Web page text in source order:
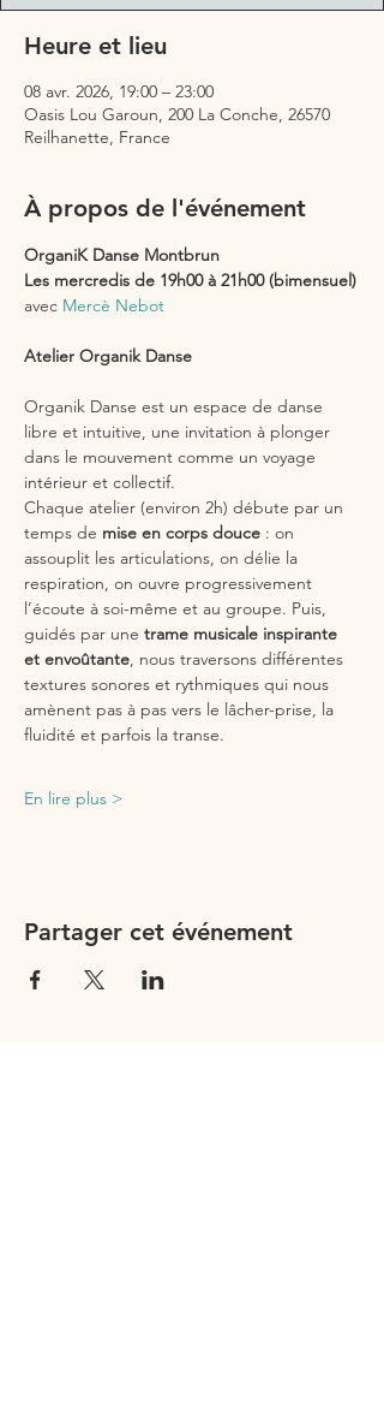
Heure et lieu
08 avr. 2026, 19:00 – 23:00
Oasis Lou Garoun, 200 La Conche, 26570
Reilhanette, France
À propos de l'événement
OrganiK Danse Montbrun
Les mercredis de 19h00 à 21h00 (bimensuel)
avec Mercè Nebot
Atelier Organik Danse
Organik Danse est un espace de danse
libre et intuitive, une invitation à plonger
dans le mouvement comme un voyage
intérieur et collectif.
Chaque atelier (environ 2h) débute par un
temps de mise en corps douce : on
assouplit les articulations, on délie la
respiration, on ouvre progressivement
l’écoute à soi-même et au groupe. Puis,
guidés par une trame musicale inspirante
et envoûtante, nous traversons différentes
textures sonores et rythmiques qui nous
amènent pas à pas vers le lâcher-prise, la
fluidité et parfois la transe.
En lire plus >
Partager cet événement